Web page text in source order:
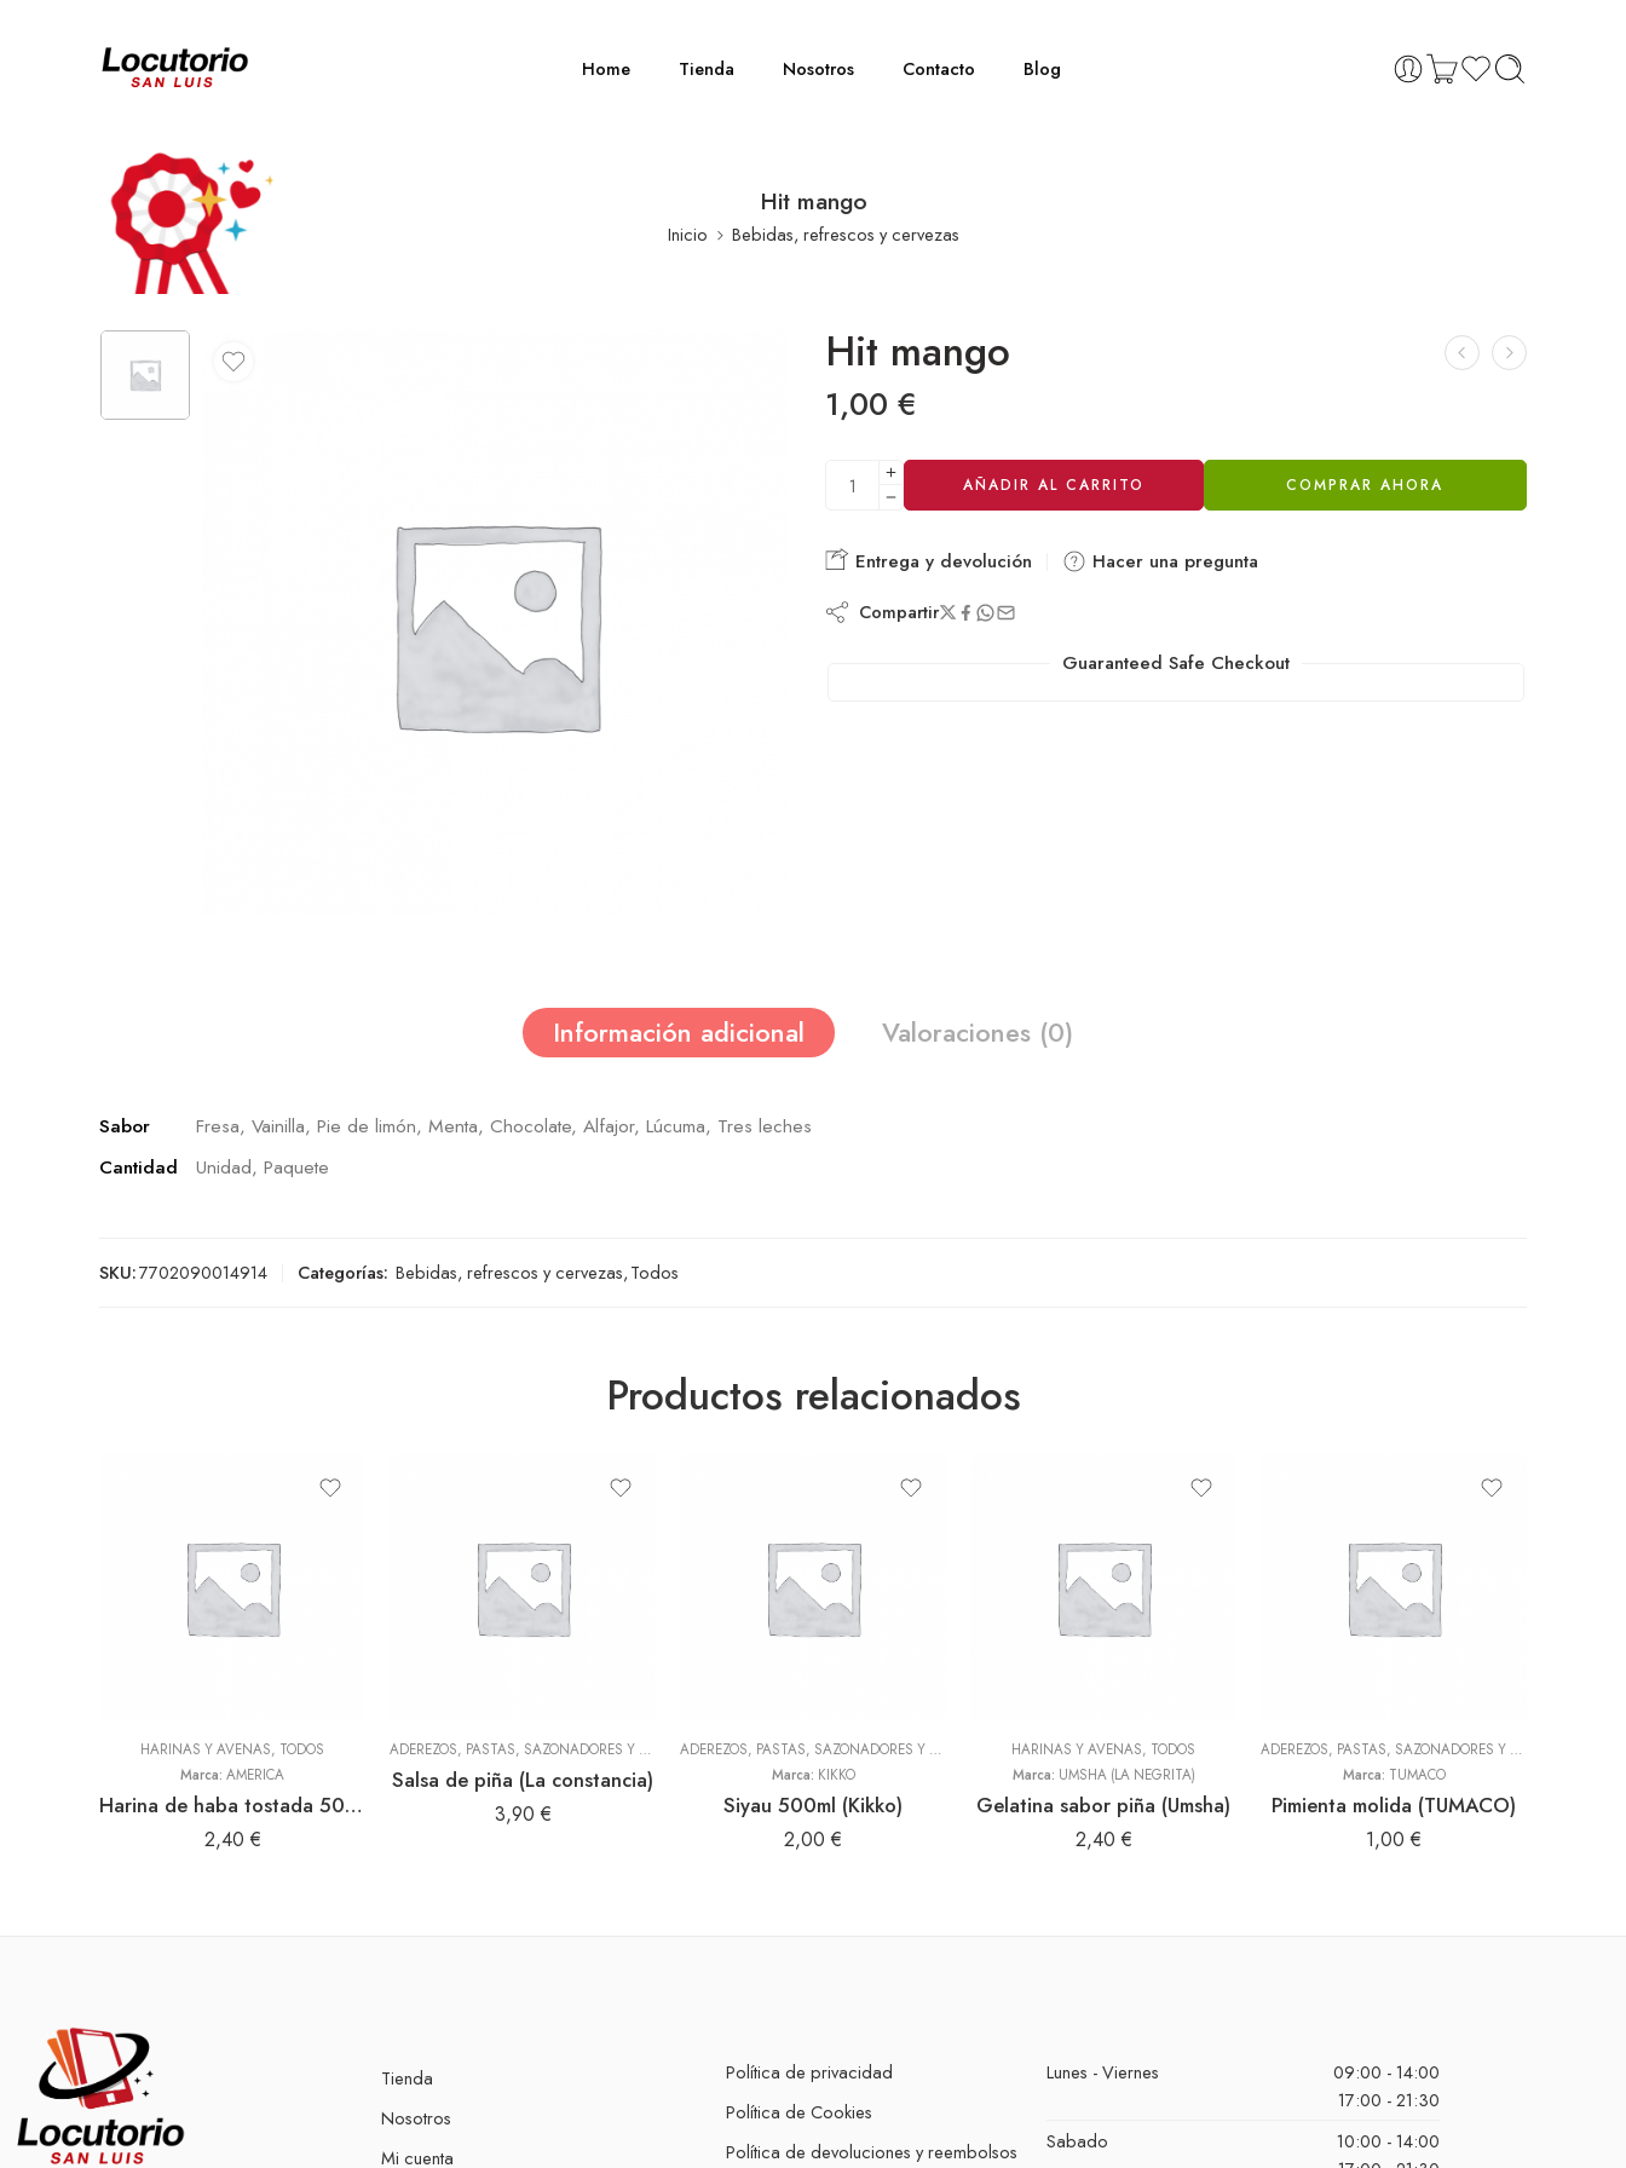
Home Tienda Nosotros Contacto Blog
Hit mango
Inicio Bebidas, refrescos y cervezas
Hit mango
1,00 €
AÑADIR AL CARRITO COMPRAR AHORA
Alternative:
Entrega y devolución Hacer una pregunta
Compartir
Guaranteed Safe Checkout
Información adicional Valoraciones (0)
Sabor
Fresa, Vainilla, Pie de limón, Menta, Chocolate, Alfajor, Lúcuma, Tres leches
Cantidad
Unidad, Paquete
SKU:7702090014914 Categorías: Bebidas, refrescos y cervezas,Todos
Productos relacionados
HARINAS Y AVENAS, TODOS
Marca: AMERICA
Harina de haba tostada 500gr (America)
2,40 €
ADEREZOS, PASTAS, SAZONADORES Y CONDIMENTOS ,TODOS
Salsa de piña (La constancia)
3,90 €
ADEREZOS, PASTAS, SAZONADORES Y CONDIMENTOS ,TODOS
Marca: KIKKO
Siyau 500ml (Kikko)
2,00 €
HARINAS Y AVENAS, TODOS
Marca: UMSHA (LA NEGRITA)
Gelatina sabor piña (Umsha)
2,40 €
ADEREZOS, PASTAS, SAZONADORES Y CONDIMENTOS
Marca: TUMACO
Pimienta molida (TUMACO)
1,00 €
Tienda
Nosotros
Mi cuenta
Política de privacidad
Política de Cookies
Política de devoluciones y reembolsos
Lunes - Viernes
09:00 - 14:00
17:00 - 21:30
Sabado
10:00 - 14:00